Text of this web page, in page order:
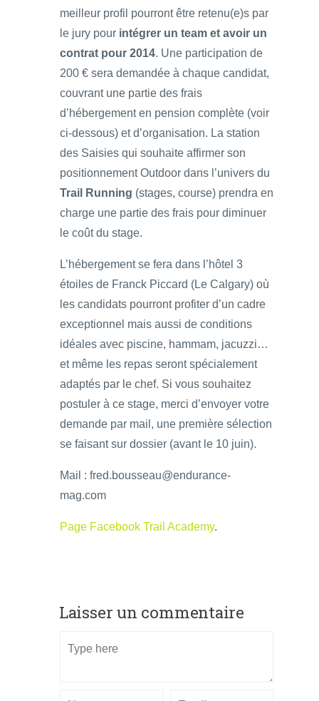
meilleur profil pourront être retenu(e)s par
le jury pour intégrer un team et avoir un
contrat pour 2014. Une participation de
200 € sera demandée à chaque candidat,
couvrant une partie des frais
d’hébergement en pension complète (voir
ci-dessous) et d’organisation. La station
des Saisies qui souhaite affirmer son
positionnement Outdoor dans l’univers du
Trail Running (stages, course) prendra en
charge une partie des frais pour diminuer
le coût du stage.
L’hébergement se fera dans l’hôtel 3
étoiles de Franck Piccard (Le Calgary) où
les candidats pourront profiter d’un cadre
exceptionnel mais aussi de conditions
idéales avec piscine, hammam, jacuzzi…
et même les repas seront spécialement
adaptés par le chef. Si vous souhaitez
postuler à ce stage, merci d’envoyer votre
demande par mail, une première sélection
se faisant sur dossier (avant le 10 juin).
Mail : fred.bousseau@endurance-
mag.com
Page Facebook Trail Academy.
Laisser un commentaire